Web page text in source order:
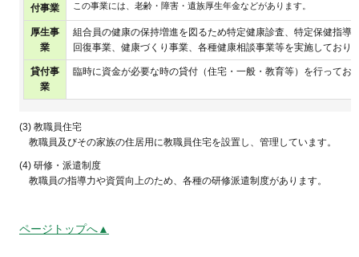
付事業
この事業には、老齢・障害・遺族厚生年金などがあります。
厚生事
業
組合員の健康の保持増進を図るため特定健康診査、特定保健指導
回復事業、健康づくり事業、各種健康相談事業等を実施しており
貸付事
業
臨時に資金が必要な時の貸付（住宅・一般・教育等）を行ってお
(3) 教職員住宅
教職員及びその家族の住居用に教職員住宅を設置し、管理しています。
(4) 研修・派遣制度
教職員の指導力や資質向上のため、各種の研修派遣制度があります。
ページトップへ▲